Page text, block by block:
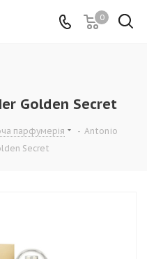
0
Golden Secret
парфумерія - Antonio
Secret